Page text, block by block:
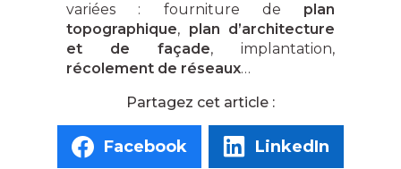
variées : fourniture de plan
topographique, plan d’architecture
et de façade, implantation,
récolement de réseaux…
Facebook LinkedIn